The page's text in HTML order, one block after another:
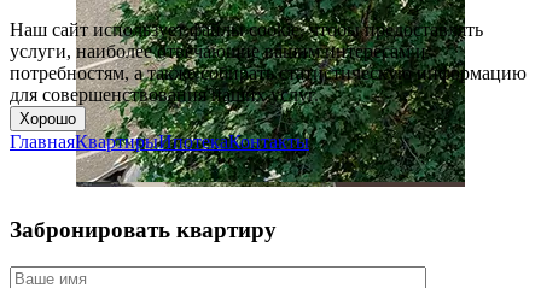
Наш сайт использует файлы cookie, чтобы предоставлять
услуги, наиболее отвечающие вашим интересам и
потребностям, а также собирать статистическую информацию
для совершенствования наших услуг.
Хорошо
ГлавнаяКвартирыИпотекаКонтакты
Забронировать квартиру